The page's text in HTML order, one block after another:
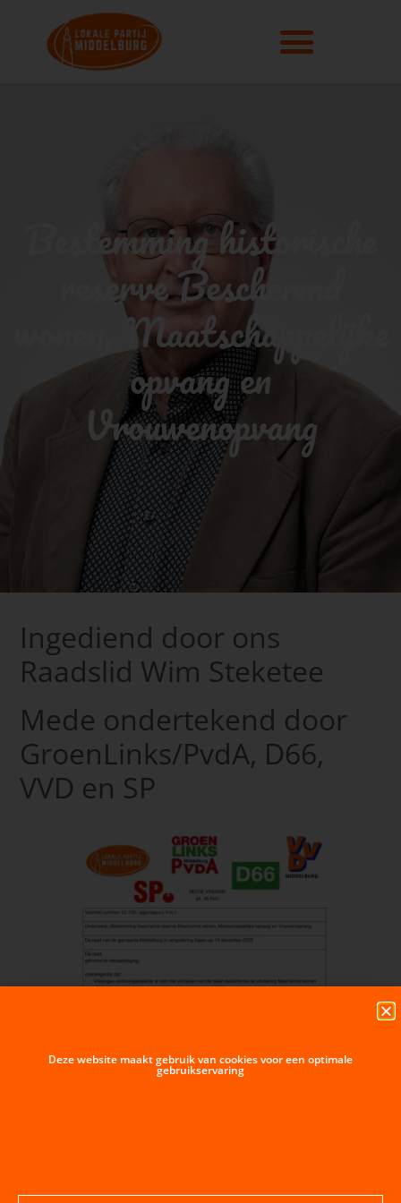
Bestemming historische
reserve Beschermd
wonen, Maatschappelijke
opvang en
Vrouwenopvang
Ingediend door ons
Raadslid Wim Steketee
Mede ondertekend door
GroenLinks/PvdA, D66,
VVD en SP
Deze website maakt gebruik van cookies voor een optimale
gebruikservaring